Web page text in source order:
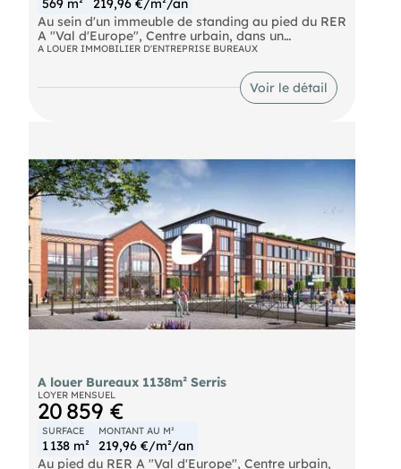
Au sein d'un immeuble de standing au pied du RER
A "Val d'Europe", Centre urbain, dans un
environnement de qualité, INotre équipevous
Autoroute A4 RER Val d'Europe (A) RER Marne la
Vallée - Chessy (A) SNCF Marne la Vallée - Chessy
A LOUER IMMOBILIER D'ENTREPRISE BUREAUX
Voir le détail
A louer Bureaux 1138m² Serris
LOYER MENSUEL
20 859 €
SURFACE
1 138 m²
MONTANT AU M²
219,96 €/m²/an
Au pied du RER A "Val d'Europe", Centre urbain,